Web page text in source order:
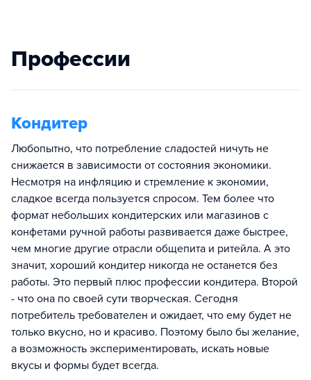
Профессии
Кондитер
Любопытно, что потребление сладостей ничуть не
снижается в зависимости от состояния экономики.
Несмотря на инфляцию и стремление к экономии,
сладкое всегда пользуется спросом. Тем более что
формат небольших кондитерских или магазинов с
конфетами ручной работы развивается даже быстрее,
чем многие другие отрасли общепита и ритейла. А это
значит, хороший кондитер никогда не останется без
работы. Это первый плюс профессии кондитера. Второй
- что она по своей сути творческая. Сегодня
потребитель требователен и ожидает, что ему будет не
только вкусно, но и красиво. Поэтому было бы желание,
а возможность экспериментировать, искать новые
вкусы и формы будет всегда.